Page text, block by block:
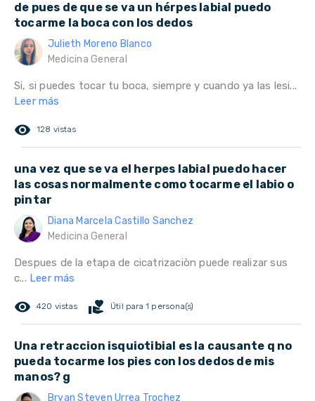
de pues de que se va un hérpes labial puedo
tocarme la boca con los dedos
Julieth Moreno Blanco
Medicina General
Si, si puedes tocar tu boca, siempre y cuando ya las lesi...
Leer más
remove_red_eye 128 vistas
una vez que se va el herpes labial puedo hacer
las cosas normalmente como tocarme el labio o
pintar
Diana Marcela Castillo Sanchez
Medicina General
Despues de la etapa de cicatrizaciòn puede realizar sus
c... Leer más
remove_red_eye 420 vistas volunteer_activism Útil para 1 persona(s)
Una retraccion isquiotibial es la causante q no
pueda tocarme los pies con los dedos de mis
manos? g
Bryan Steven Urrea Trochez